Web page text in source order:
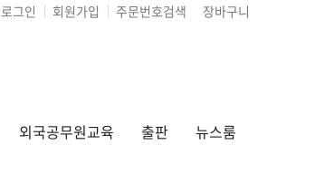
외국공무원교육 출판 뉴스룸
로그인 회원가입 주문번호검색 장바구니